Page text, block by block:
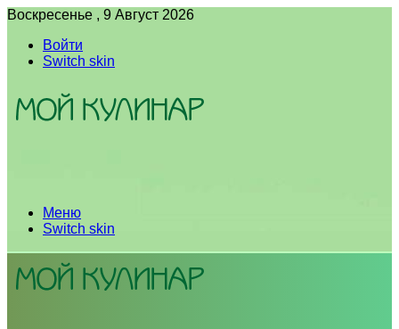
Воскресенье , 9 Август 2026
Войти
Switch skin
Меню
Switch skin